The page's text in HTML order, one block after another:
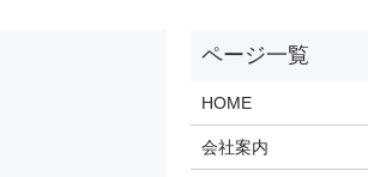
HOME
会社案内